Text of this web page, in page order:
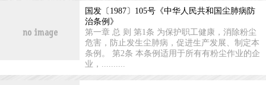
国发〔1987〕105号《中华人民共和国尘肺病防
治条例》
第一章 总 则 第1条 为保护职工健康，消除粉尘
危害，防止发生尘肺病，促进生产发展、制定本
条例。 第2条 本条例适用于所有有粉尘作业的企
业，..........